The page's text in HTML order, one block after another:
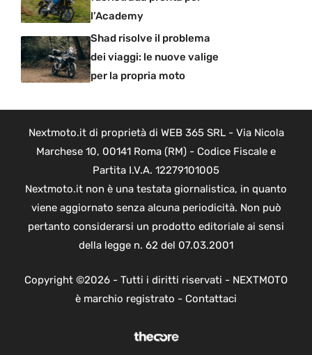
l’Academy
Shad risolve il problema
dei viaggi: le nuove valige
per la propria moto
Nextmoto.it di proprietà di WEB 365 SRL - Via Nicola
Marchese 10, 00141 Roma (RM) - Codice Fiscale e
Partita I.V.A. 12279101005
Nextmoto.it non è una testata giornalistica, in quanto
viene aggiornato senza alcuna periodicità. Non può
pertanto considerarsi un prodotto editoriale ai sensi
della legge n. 62 del 07.03.2001
Copyright ©2026 - Tutti i diritti riservati - NEXTMOTO
è marchio registrato - Contattaci